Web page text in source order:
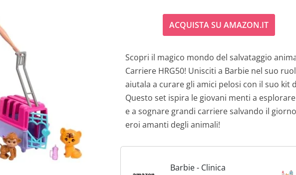
l
p
r
e
z
z
o
l
p
r
e
z
z
ACQUISTA SU AMAZON.IT
Scopri il magico mondo del salvataggio
Carriere HRG50! Unisciti a Barbie nel suo
aiutala a curare gli amici pelosi con il suo kit
Questo set ispira le giovani menti a
e a sognare grandi carriere salvando il
eroi amanti degli animali!
Barbie - Clinica